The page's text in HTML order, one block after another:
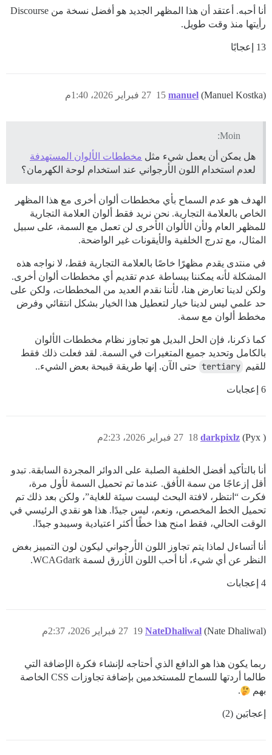
أنا أحبه. أعتقد أن هذا المظهر الجديد هو أفضل نسخة من Discourse
رأيتها منذ وقت طويل.
13 إعجابًا
manuel (Manuel Kostka) 27 فبراير 2026، 1:40م 15
Moin:
هل يمكن أن يعمل شيء مثل مخططات الألوان المستهدفة
لعدم استخدام اللون الأرجواني عند استخدام لوحة الكهرمان؟
الهدف هو عدم السماح بأي مخططات ألوان أخرى مع هذا المظهر
الخاص بالعلامة التجارية. نحن نريد فقط ألوان العلامة التجارية
للمظهر العام ولأن الألوان الأخرى لن تعمل مع السمة، على سبيل
المثال، مع تدرج الخلفية والأيقونات غير الواضحة.
في منتدى يقدم مظهرًا خاصًا بالعلامة التجارية فقط، لا نواجه هذه
المشكلة لأنه يمكننا ببساطة عدم تقديم أي مخططات ألوان أخرى.
ولكن لدينا تعارض هنا، لأننا نقدم العديد من المخططات، ولكن على
حد علمي ليس لدينا خيار لتعطيل هذا الخيار بشكل انتقائي وفرض
مخطط ألوان مع سمة.
كما ذكرنا، فإن الحل البديل هو تجاوز نظام مخططات الألوان
بالكامل وتحديد جميع المتغيرات في السمة. لقد فعلت ذلك فقط
للقيم tertiary حتى الآن. إنها طريقة قبيحة بعض الشيء..
6 إعجابات
darkpixlz (Pyx ) 27 فبراير 2026، 2:23م 18
أنا بالتأكيد أفضل الخلفية الصلبة على الدوائر المجردة السابقة. تبدو
أقل إزعاجًا من سمة الأفق. عندما تم تحميل السمة لأول مرة،
فكرت “انتظر، لافتة البحث ليست سيئة للغاية”، ولكن بعد ذلك تم
تحميل الخط المخصص، ونعم، ليس جيدًا. هذا هو نقدي الرئيسي في
الوقت الحالي، فقط امنح هذا خطًا أكثر اعتيادية وسيبدو جيدًا.
أنا أتساءل لماذا يتم تجاوز اللون الأرجواني ليكون لون التمييز بغض
النظر عن أي شيء، أنا أحب اللون الأزرق لسمة WCAGdark.
4 إعجابات
NateDhaliwal (Nate Dhaliwal) 27 فبراير 2026، 2:37م 19
ربما يكون هذا هو الدافع الذي أحتاجه لإنشاء فكرة الإضافة التي
طالما أردتها للسماح للمستخدمين بإضافة تجاوزات CSS الخاصة
بهم
.
إعجابَين (2)